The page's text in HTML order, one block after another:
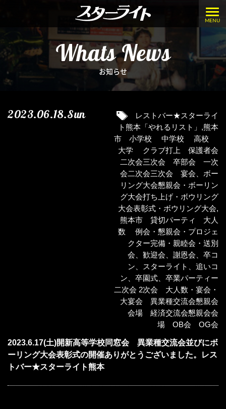
MENU
Whats News
お知らせ
2023.06.18.Sun
レストバー★スターライ
ト熊本「やれるリスト」 ,熊本
市 小学校 中学校 高校
大学 クラブ打上 保護者会
二次会三次会 卒部会 一次
会二次会三次会 宴会、ボー
リング大会懇親会・ボーリン
グ大会打ち上げ・ボウリング
大会表彰式・ボウリング大会,
熊本市 貸切パーティ 大人
数 例会・懇親会・プロジェ
クター完備・親睦会・送別
会、歓迎会、謝恩会、卒コ
ン、スターライト、追いコ
ン、卒園式、卒業パーティー
二次会 2次会 大人数・宴会・
大宴会 異業種交流会懇親会
会場 経済交流会懇親会会
場 OB会 OG会
2023.6.17(土)開新高等学校同窓会 異業種交流会並びにボ
ーリング大会表彰式の開催ありがとうございました。レス
トバー★スターライト熊本